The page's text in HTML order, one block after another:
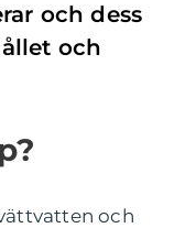
och dess
och
och